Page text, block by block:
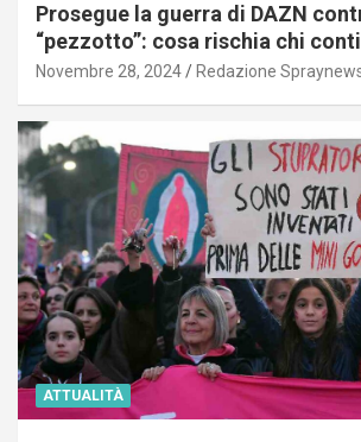
Prosegue la guerra di DAZN
“pezzotto”: cosa rischia chi
Novembre 28, 2024 Redazione
ATTUALITÀ